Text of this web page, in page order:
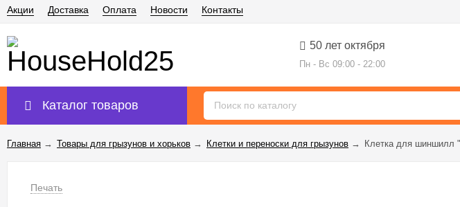
Акции Доставка Оплата Новости Контакты
50 лет октября
Пн - Вс 09:00 - 22:00
Каталог товаров
Главная → Товары для грызунов и хорьков → Клетки и переноски для грызунов → Клетка для шиншилл
Печать